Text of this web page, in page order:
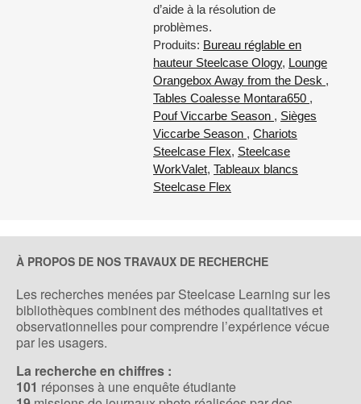
d’aide à la résolution de
problèmes.
Produits: Bureau réglable en
hauteur Steelcase Ology, Lounge
Orangebox Away from the Desk ,
Tables Coalesse Montara650 ,
Pouf Viccarbe Season , Sièges
Viccarbe Season , Chariots
Steelcase Flex, Steelcase
WorkValet, Tableaux blancs
Steelcase Flex
À PROPOS DE NOS TRAVAUX DE RECHERCHE
Les recherches menées par Steelcase Learning sur les
bibliothèques combinent des méthodes qualitatives et
observationnelles pour comprendre l’expérience vécue
par les usagers.
La recherche en chiffres :
101 réponses à une enquête étudiante